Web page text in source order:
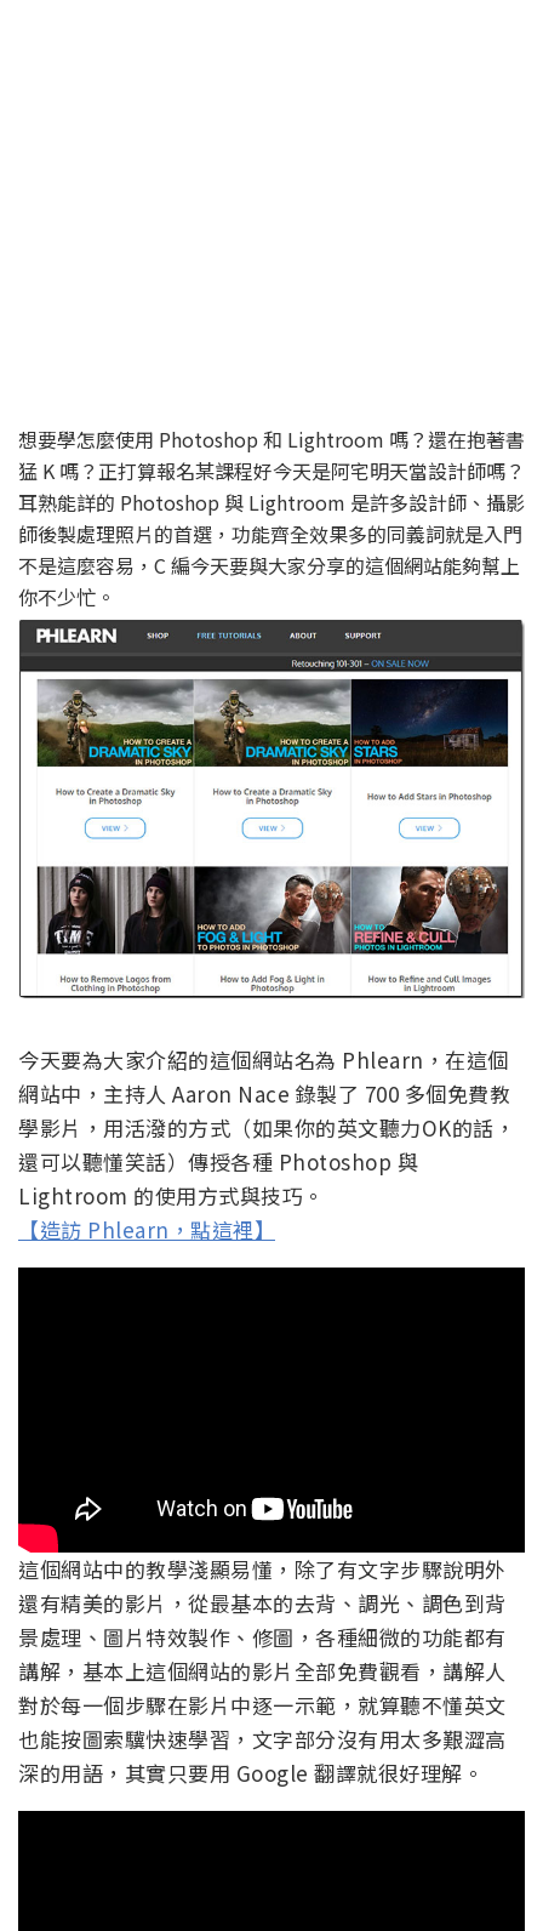
想要學怎麼使用 Photoshop 和 Lightroom 嗎？還在抱著書
猛 K 嗎？正打算報名某課程好今天是阿宅明天當設計師嗎？
耳熟能詳的 Photoshop 與 Lightroom 是許多設計師、攝影
師後製處理照片的首選，功能齊全效果多的同義詞就是入門
不是這麼容易，C 編今天要與大家分享的這個網站能夠幫上
你不少忙。
今天要為大家介紹的這個網站名為 Phlearn，在這個
網站中，主持人 Aaron Nace 錄製了 700 多個免費教
學影片，用活潑的方式（如果你的英文聽力OK的話，
還可以聽懂笑話）傳授各種 Photoshop 與
Lightroom 的使用方式與技巧。
【造訪 Phlearn，點這裡】
這個網站中的教學淺顯易懂，除了有文字步驟說明外
還有精美的影片，從最基本的去背、調光、調色到背
景處理、圖片特效製作、修圖，各種細微的功能都有
講解，基本上這個網站的影片全部免費觀看，講解人
對於每一個步驟在影片中逐一示範，就算聽不懂英文
也能按圖索驥快速學習，文字部分沒有用太多艱澀高
深的用語，其實只要用 Google 翻譯就很好理解。